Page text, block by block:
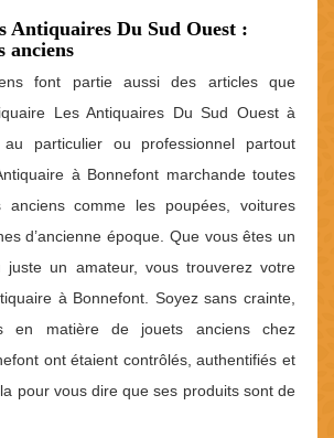
Antiquaires Du Sud Ouest :
anciens
font partie aussi des articles que
Les Antiquaires Du Sud Ouest à
au particulier ou professionnel partout
à Bonnefont marchande toutes
anciens comme les poupées, voitures
d’ancienne époque. Que vous êtes un
juste un amateur, vous trouverez votre
à Bonnefont. Soyez sans crainte,
en matière de jouets anciens chez
ont étaient contrôlés, authentifiés et
pour vous dire que ses produits sont de